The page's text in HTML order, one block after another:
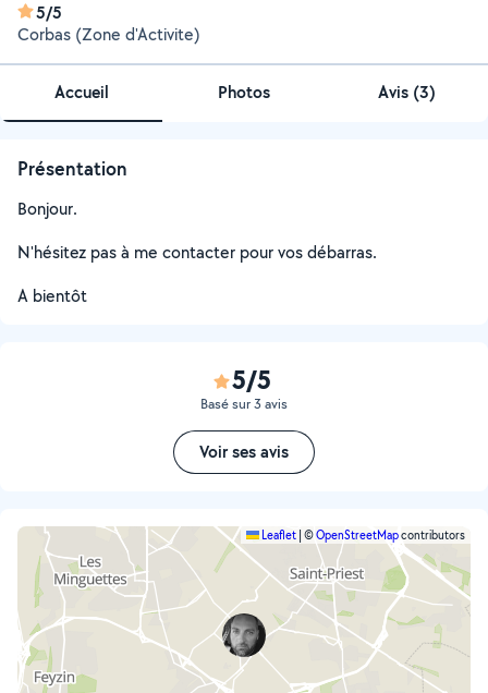
5/5
Corbas (Zone d'Activite)
Accueil Photos Avis (3)
Présentation
Bonjour.
N'hésitez pas à me contacter pour vos débarras.
A bientôt
5/5
Basé sur 3 avis
Voir ses avis
Leaflet ©OpenStreetMapcontributors